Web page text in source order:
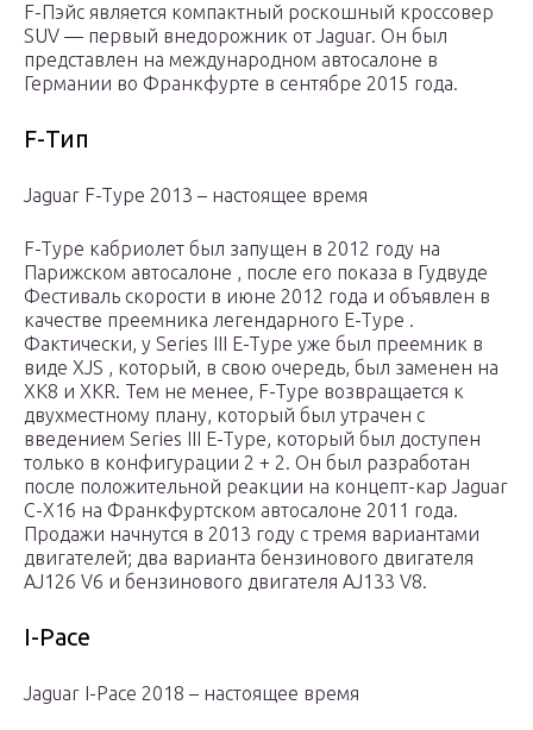
F-Пэйс является компактный роскошный кроссовер
SUV — первый внедорожник от Jaguar. Он был
представлен на международном автосалоне в
Германии во Франкфурте в сентябре 2015 года.
F-Тип
Jaguar F-Type 2013 – настоящее время
F-Type кабриолет был запущен в 2012 году на
Парижском автосалоне , после его показа в Гудвуде
Фестиваль скорости в июне 2012 года и объявлен в
качестве преемника легендарного E-Type .
Фактически, у Series III E-Type уже был преемник в
виде XJS , который, в свою очередь, был заменен на
XK8 и XKR. Тем не менее, F-Type возвращается к
двухместному плану, который был утрачен с
введением Series III E-Type, который был доступен
только в конфигурации 2 + 2. Он был разработан
после положительной реакции на концепт-кар Jaguar
C-X16 на Франкфуртском автосалоне 2011 года.
Продажи начнутся в 2013 году с тремя вариантами
двигателей; два варианта бензинового двигателя
AJ126 V6 и бензинового двигателя AJ133 V8.
I-Pace
Jaguar I-Pace 2018 – настоящее время